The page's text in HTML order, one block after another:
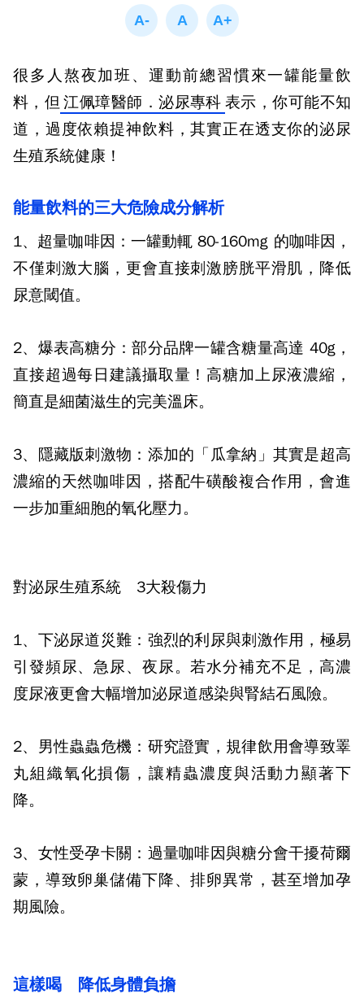
很多人熬夜加班、運動前總習慣來一罐能量飲
料，但江佩璋醫師．泌尿專科 表示，你可能不知
道，過度依賴提神飲料，其實正在透支你的泌尿
生殖系統健康！
能量飲料的三大危險成分解析
1、超量咖啡因： 一罐動輒 80-160mg 的咖啡因，
不僅刺激大腦，更會直接刺激膀胱平滑肌，降低
尿意閾值。
2、爆表高糖分：部分品牌一罐含糖量高達 40g，
直接超過每日建議攝取量！高糖加上尿液濃縮，
簡直是細菌滋生的完美溫床。
3、隱藏版刺激物： 添加的「瓜拿納」其實是超高
濃縮的天然咖啡因，搭配牛磺酸複合作用，會進
一步加重細胞的氧化壓力。
對泌尿生殖系統 3大殺傷力
1、下泌尿道災難： 強烈的利尿與刺激作用，極易
引發頻尿、急尿、夜尿。若水分補充不足，高濃
度尿液更會大幅增加泌尿道感染與腎結石風險。
2、男性蟲蟲危機： 研究證實，規律飲用會導致睪
丸組織氧化損傷，讓精蟲濃度與活動力顯著下
降。
3、女性受孕卡關： 過量咖啡因與糖分會干擾荷爾
蒙，導致卵巢儲備下降、排卵異常，甚至增加孕
期風險。
這樣喝 降低身體負擔